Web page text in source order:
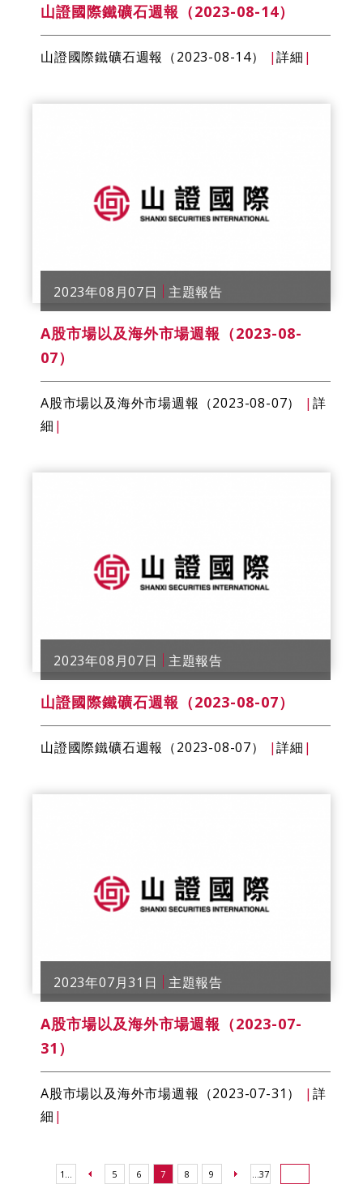
山證國際鐵礦石週報（2023-08-14）
山證國際鐵礦石週報（2023-08-14） |詳細 |
2023年08月07日 主題報告
A股市場以及海外市場週報（2023-08-
07）
A股市場以及海外市場週報（2023-08-07） | 詳
細 |
2023年08月07日 主題報告
山證國際鐵礦石週報（2023-08-07）
山證國際鐵礦石週報（2023-08-07） |詳細 |
2023年07月31日 主題報告
A股市場以及海外市場週報（2023-07-
31）
A股市場以及海外市場週報（2023-07-31） | 詳
細 |
1... 5 6 7 8 9 ...37